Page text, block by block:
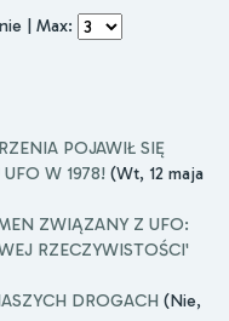
| Max:
POJAWIŁ SIĘ
W 1978! (Wt, 12 maja
ZWIĄZANY Z UFO:
RZECZYWISTOŚCI'
DROGACH (Nie,